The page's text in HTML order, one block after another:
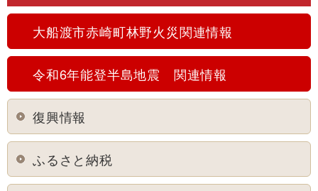
大船渡市赤崎町林野火災関連情報
令和6年能登半島地震 関連情報
復興情報
ふるさと納税